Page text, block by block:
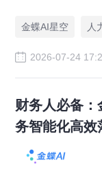
金蝶AI星空
人
2026-07-24
财务人必备
务智能化高效